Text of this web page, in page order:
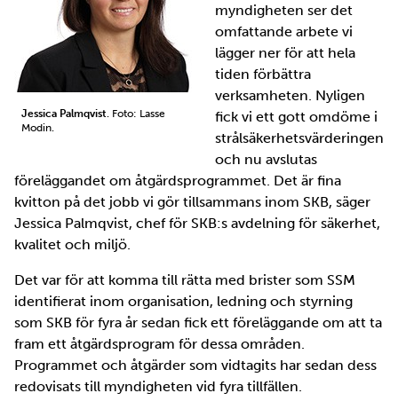
Jessica Palmqvist. Foto: Lasse
Modin.
myndigheten ser det
omfattande arbete vi
lägger ner för att hela
tiden förbättra
verksamheten. Nyligen
fick vi ett gott omdöme i
strålsäkerhetsvärderingen
och nu avslutas
föreläggandet om åtgärdsprogrammet. Det är fina
kvitton på det jobb vi gör tillsammans inom SKB, säger
Jessica Palmqvist, chef för SKB:s avdelning för säkerhet,
kvalitet och miljö.
Det var för att komma till rätta med brister som SSM
identifierat inom organisation, ledning och styrning
som SKB för fyra år sedan fick ett föreläggande om att ta
fram ett åtgärdsprogram för dessa områden.
Programmet och åtgärder som vidtagits har sedan dess
redovisats till myndigheten vid fyra tillfällen.